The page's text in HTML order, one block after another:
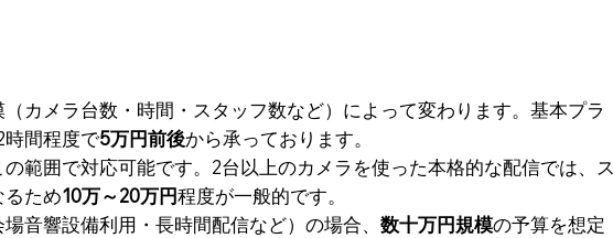
カメラ台数・時間・スタッフ数など）によって変わります。基本プラ
時間程度で5万円前後から承っております。
範囲で対応可能です。2台以上のカメラを使った本格的な配信では、ス
ため10万～20万円程度が一般的です。
音響設備利用・長時間配信など）の場合、 数十万円規模の予算を想定